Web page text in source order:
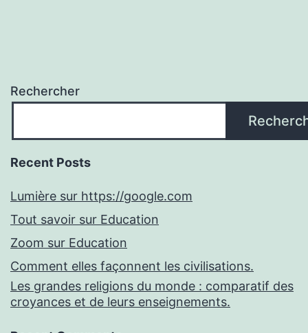
Rechercher
Recent Posts
Lumière sur https://google.com
Tout savoir sur Education
Zoom sur Education
Comment elles façonnent les civilisations.
Les grandes religions du monde : comparatif des
croyances et de leurs enseignements.